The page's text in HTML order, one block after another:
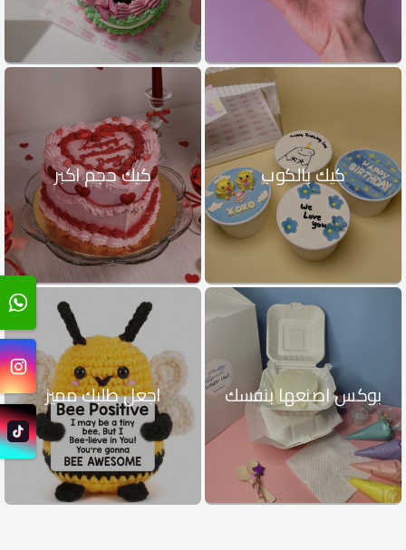
كيك بالكوب كيك حجم اكبر
بوكس اصنعها بنفسك اجعل طلبك مميز